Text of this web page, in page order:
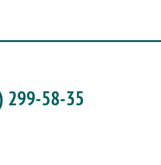
299-58-35